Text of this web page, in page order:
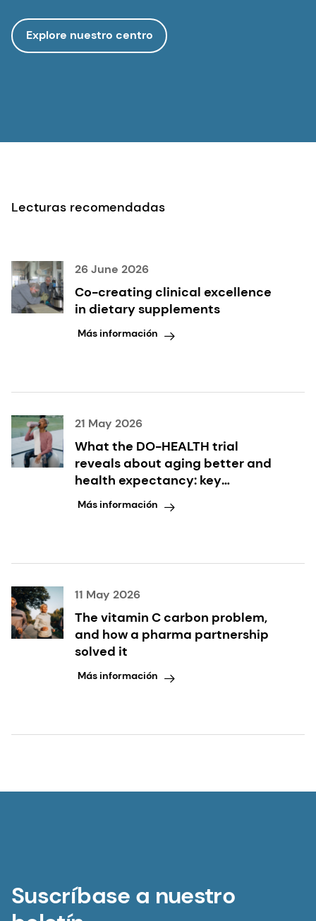
Explore nuestro centro
Lecturas recomendadas
26 June 2026
Co-creating clinical excellence
in dietary supplements
Más información
21 May 2026
What the DO-HEALTH trial
reveals about aging better and
health expectancy: key
takeaways inside
Más información
11 May 2026
The vitamin C carbon problem,
and how a pharma partnership
solved it
Más información
Suscríbase a nuestro